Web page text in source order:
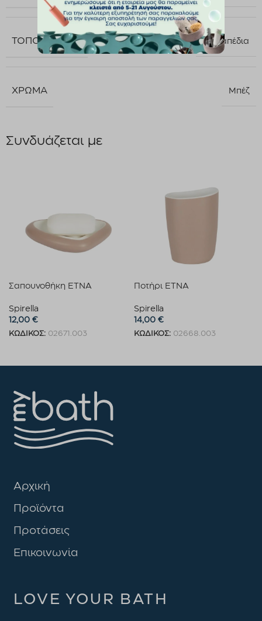
ΤΟΠΟΘΈΤΗΣΗ Επιδαπέδια
ΧΡΏΜΑ Μπέζ
Συνδυάζεται με
Σαπουνοθήκη ETNA
Spirella
12,00 €
ΚΩΔΙΚΟΣ: 02671.003
Ποτήρι ETNA
Spirella
14,00 €
ΚΩΔΙΚΟΣ: 02668.003
Αρχική
Προϊόντα
Προτάσεις
Επικοινωνία
LOVE YOUR BATH